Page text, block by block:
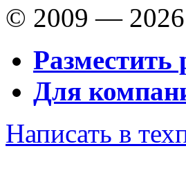
© 2009 — 2026
Разместить
Для
Написать в